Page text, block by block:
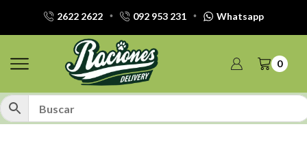
2622 2622 092 953 231 Whatsapp
0